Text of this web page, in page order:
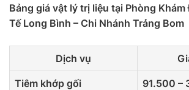
Bảng giá vật lý trị liệu tại Phòng
Tế Long Bình – Chi Nhánh Trảng Bom
Dịch vụ
Tiêm khớp gối 91.500 –